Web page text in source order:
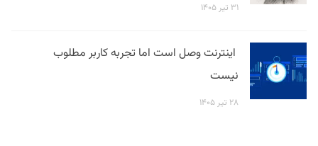
۳۱ تیر ۱۴۰۵
اینترنت وصل است اما تجربه کاربر مطلوب
نیست
۲۸ تیر ۱۴۰۵